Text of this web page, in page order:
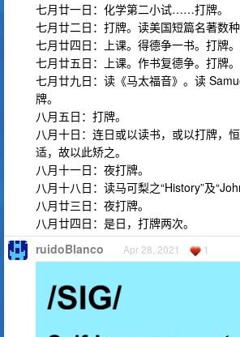
七月廿一日：化学第二小试……打牌
七月廿二日：打牌。读美国短篇名著
七月廿四日：上课。得德争一书。打
七月廿五日：上课。作书复德争。打
七月廿九日：读《马太福音》。读
牌。
八月五日：打牌。
八月十日：连日或以读书，或以打牌，
适，故以此矫之。
八月十一日：夜打牌。
八月十八日：读马可梨之“History”及
八月廿三日：夜打牌。
八月廿四日：是日，打牌两次。
ruidoBlanco Apr 28, 2021 1